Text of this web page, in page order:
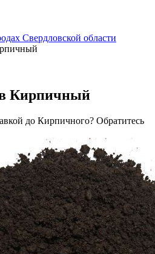
Свердловской области
Кирпичный
до Кирпичного? Обратитесь